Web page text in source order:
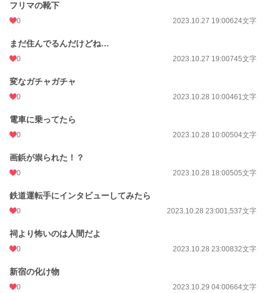
フリマの靴下
0 2023.10.27 19:00624文字
まだ住んでるんだけどね…
0 2023.10.27 19:00745文字
変なガチャガチャ
0 2023.10.28 10:00461文字
電車に乗ってたら
0 2023.10.28 10:00504文字
画鋲が祟られた！？
0 2023.10.28 18:00505文字
鉄道運転手にインタビューしてみたら
0 2023.10.28 23:001,537文字
祠より怖いのは人間だよ
0 2023.10.28 23:00832文字
新宿の化け物
0 2023.10.29 04:00664文字